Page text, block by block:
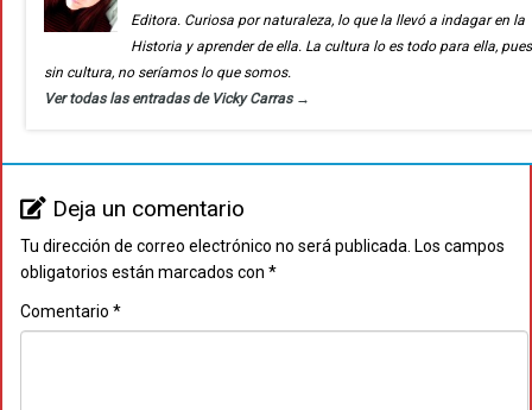
Editora. Curiosa por naturaleza, lo que la llevó a indagar en la
Historia y aprender de ella. La cultura lo es todo para ella, pues
sin cultura, no seríamos lo que somos.
Ver todas las entradas de Vicky Carras →
Deja un comentario
Tu dirección de correo electrónico no será publicada. Los campos
obligatorios están marcados con *
Comentario *